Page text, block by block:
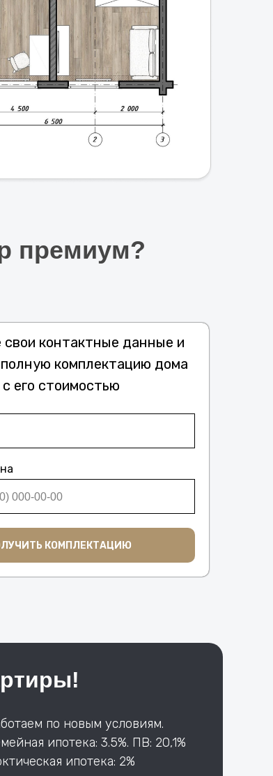
премиум?
КОМПЛЕКТАЦИЮ
свои контактные данные и
комплектацию дома
с его стоимостью
по новым условиям.
ипотека: 3.5%. ПВ: 20,1%
ипотека: 2%